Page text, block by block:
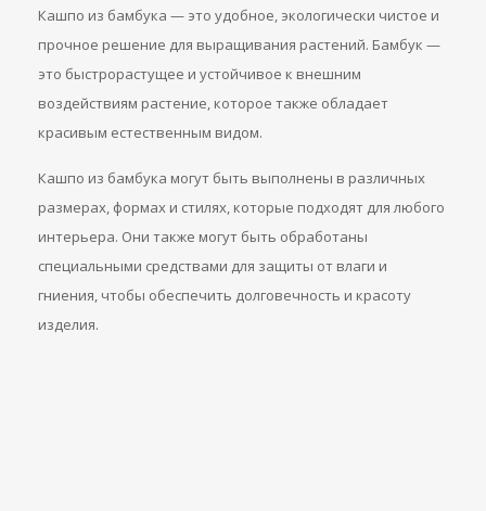
Кашпо из бамбука — это удобное, экологически чистое и
прочное решение для выращивания растений. Бамбук —
это быстрорастущее и устойчивое к внешним
воздействиям растение, которое также обладает
красивым естественным видом.
Кашпо из бамбука могут быть выполнены в различных
размерах, формах и стилях, которые подходят для любого
интерьера. Они также могут быть обработаны
специальными средствами для защиты от влаги и
гниения, чтобы обеспечить долговечность и красоту
изделия.